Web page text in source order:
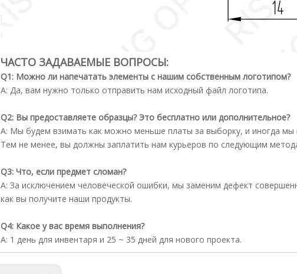
ЧАСТО ЗАДАВАЕМЫЕ ВОПРОСЫ:
Q1: Можно ли напечатать элементы с нашим собственным логотипом?
A: Да, вам нужно только отправить нам исходный файл логотипа.
Q2: Вы предоставляете образцы? Это бесплатно или дополнительное?
A: Мы будем взимать как можно меньше платы за выборку, и иногда
Тем не менее, вы должны заплатить нам курьеров по следующим
Q3: Что, если предмет сломан?
A: За исключением человеческой ошибки, мы заменим дефект
как вы получите наши продукты.
Q4: Какое у вас время выполнения?
A: 1 день для инвентаря и 25 ~ 35 дней для нового проекта.